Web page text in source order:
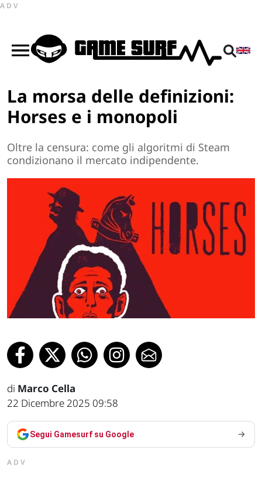
ADV
La morsa delle definizioni:
Horses e i monopoli
Oltre la censura: come gli algoritmi di Steam
condizionano il mercato indipendente.
di Marco Cella
22 Dicembre 2025 09:58
Segui Gamesurf su Google
ADV